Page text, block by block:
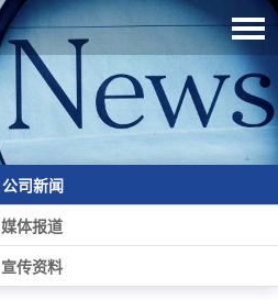
公司新闻
媒体报道
宣传资料